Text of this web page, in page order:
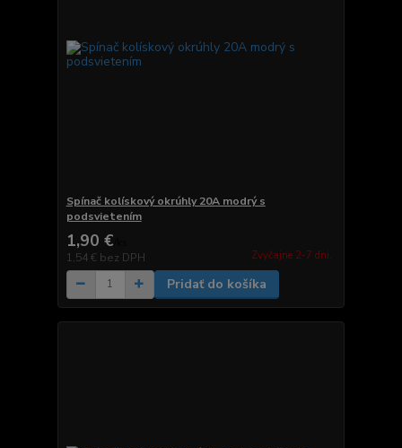
Spínač kolískový okrúhly 20A modrý s
podsvietením
1,90 €
1,54 € bez DPH Zvyčajne 2-7 dni.
Pridať do košíka